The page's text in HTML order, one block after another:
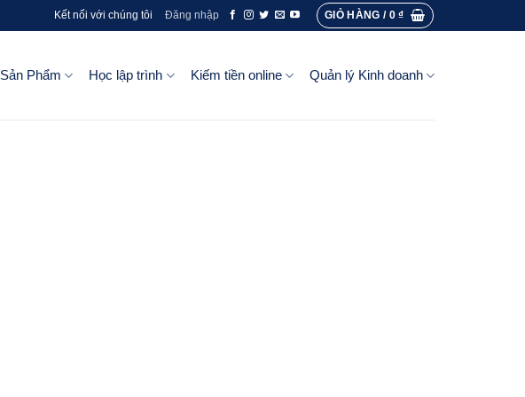
Kết nối với chúng tôi Đăng nhập GIỎ HÀNG / 0₫
Sản Phẩm Học lập trình Kiếm tiền online Quản lý Kinh doanh